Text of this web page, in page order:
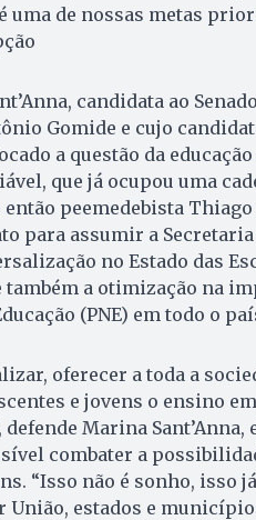
uma de nossas metas
candidata ao
Gomide e cujo
a questão da
que já ocupou uma
peemedebista Thiago
para assumir a Secretaria
no Estado das
também a otimização na
(PNE) em todo o
oferecer a toda a
e jovens o ensino
Marina Sant’Anna,
combater a
“Isso não é sonho, isso
União, estados e